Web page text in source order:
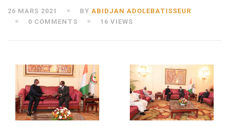
26 MARS 2021 BY ABIDJAN ADOLEBATISSEUR
0 COMMENTS
16 VIEWS